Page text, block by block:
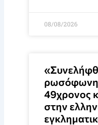
08/08/2026
49χρονος
στην